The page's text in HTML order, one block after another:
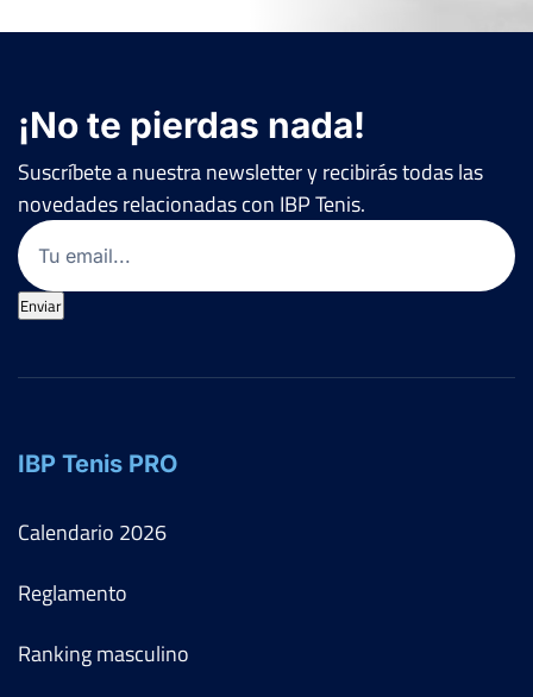
¡No te pierdas nada!
Suscríbete a nuestra newsletter y recibirás todas las
novedades relacionadas con IBP Tenis.
Email
Enviar
IBP Tenis PRO
Calendario 2026
Reglamento
Ranking masculino